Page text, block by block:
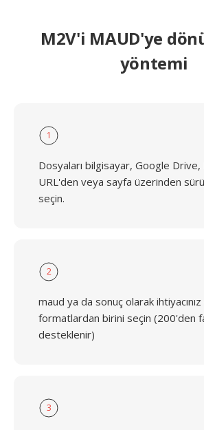
M2V'i MAUD'ye
yöntemi
1
Dosyaları bilgisayar, Google
URL'den veya sayfa üzerinden
seçin.
2
maud ya da sonuç olarak
formatlardan birini seçin (200'den
desteklenir)
3